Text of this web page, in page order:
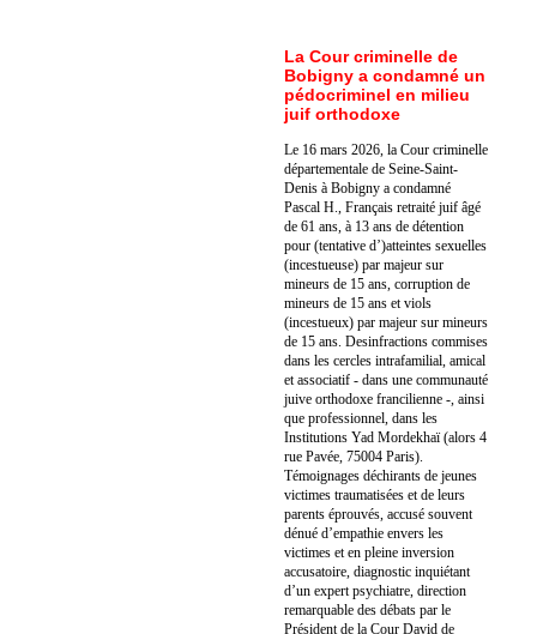
La Cour criminelle de
Bobigny a condamné un
pédocriminel en milieu
juif orthodoxe
Le 16 mars 2026, la Cour criminelle
départementale de Seine-Saint-
Denis à Bobigny a condamné
Pascal H., Français retraité juif âgé
de 61 ans, à 13 ans de détention
pour (tentative d’)atteintes sexuelles
(incestueuse) par majeur sur
mineurs de 15 ans, corruption de
mineurs de 15 ans et viols
(incestueux) par majeur sur mineurs
de 15 ans. Desinfractions commises
dans les cercles intrafamilial, amical
et associatif - dans une communauté
juive orthodoxe francilienne -, ainsi
que professionnel, dans les
Institutions Yad Mordekhaï (alors 4
rue Pavée, 75004 Paris).
Témoignages déchirants de jeunes
victimes traumatisées et de leurs
parents éprouvés, accusé souvent
dénué d’empathie envers les
victimes et en pleine inversion
accusatoire, diagnostic inquiétant
d’un expert psychiatre, direction
remarquable des débats par le
Président de la Cour David de